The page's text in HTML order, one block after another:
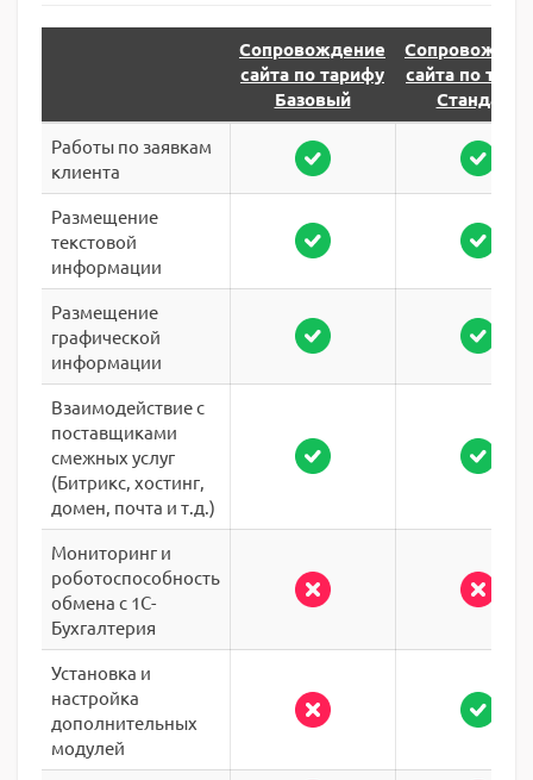
Сопровождение
сайта по тарифу
Базовый
сайта по
Стандарт
Работы по заявкам
клиента
Размещение
текстовой
информации
Размещение
графической
информации
Взаимодействие с
поставщиками
смежных услуг
(Битрикс, хостинг,
домен, почта и т.д.)
Мониторинг и
роботоспособность
обмена с 1С-
Бухгалтерия
Установка и
настройка
дополнительных
модулей